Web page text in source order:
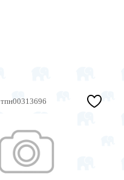
тпн00313696